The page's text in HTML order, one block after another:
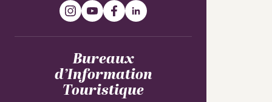
Bureaux
d’Information
Touristique